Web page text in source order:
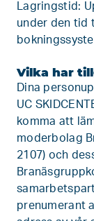
Lagringstid:
under den tid
Vilka har
Dina
UC
komma att
moderbolag
2107) och
prenumerant